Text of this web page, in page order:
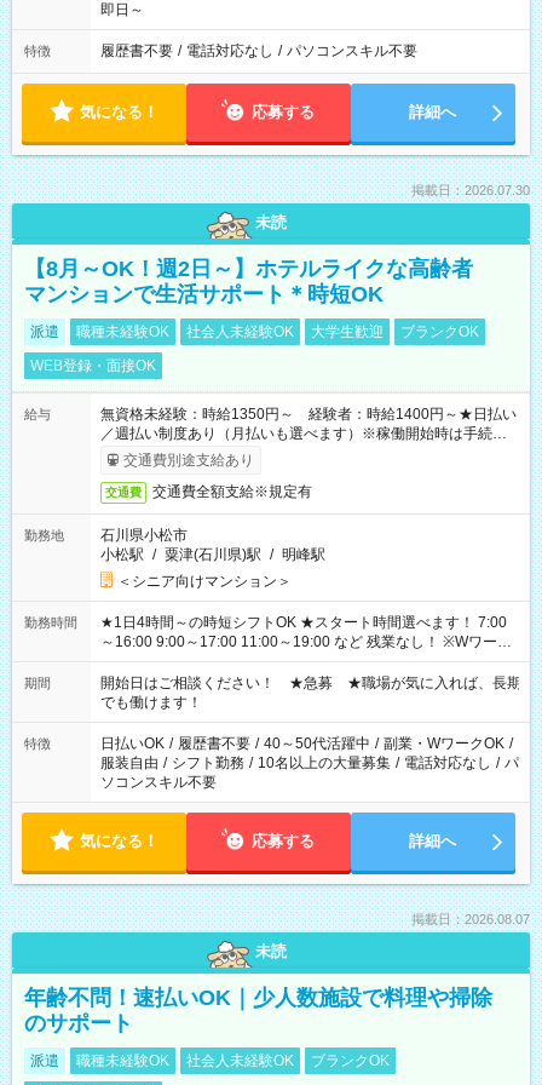
即日～
特徴 履歴書不要 / 電話対応なし / パソコンスキル不要
気になる！ 応募する 詳細へ
掲載日：2026.07.30
未読
【8月～OK！週2日～】ホテルライクな高齢者
マンションで生活サポート＊時短OK
派遣 職種未経験OK 社会人未経験OK 大学生歓迎
ブランクOK
WEB登録・面接OK
給与
無資格未経験：時給1350円～ 経験者：時給1400円～★日払い
／週払い制度あり（月払いも選べます）※稼働開始時は手続き完
了次第のお支払いとなります。
交通費別途支給あり
交通費 交通費全額支給※規定有
勤務地
石川県小松市
小松駅 / 粟津(石川県)駅 / 明峰駅
＜シニア向けマンション＞
勤務時間
★1日4時間～の時短シフトOK ★スタート時間選べます！ 7:00
～16:00 9:00～17:00 11:00～19:00 など 残業なし！ ※Wワーク
の場合、他のお仕事と合わせ週40時間超の就業はご案内できま
せん ※法令に基づき、週20時間以上勤務は社会保険への加入対
象となります ※労働者派遣法（日雇い派遣の原則禁止）によ
り、短時間・短期間の就業はご案内が難しい場合があります
期間
開始日はご相談ください！ ★急募 ★職場が気に入れば、長期
でも働けます！
特徴 日払いOK / 履歴書不要 / 40～50代活躍中 / 副業・WワークOK /
服装自由 / シフト勤務 / 10名以上の大量募集 / 電話対応なし / パ
ソコンスキル不要
気になる！ 応募する 詳細へ
掲載日：2026.08.07
未読
年齢不問！速払いOK｜少人数施設で料理や掃除
のサポート
派遣 職種未経験OK 社会人未経験OK
ブランクOK